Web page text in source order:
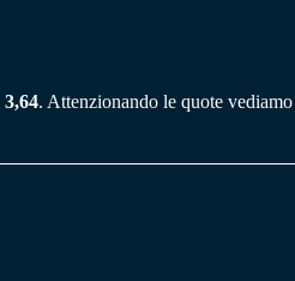
3,64. Attenzionando le quote vediamo